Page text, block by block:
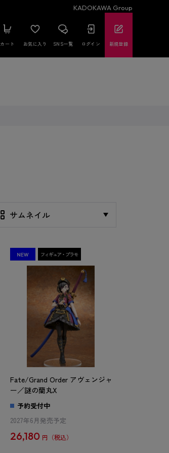
KADOKAWA Group
カート お気に入り SNS一覧 ログイン 新規登録
Fate/Grand Order アヴェンジャ
ー／謎の蘭丸X
予約受付中
2027年6月発売予定
26,180 円